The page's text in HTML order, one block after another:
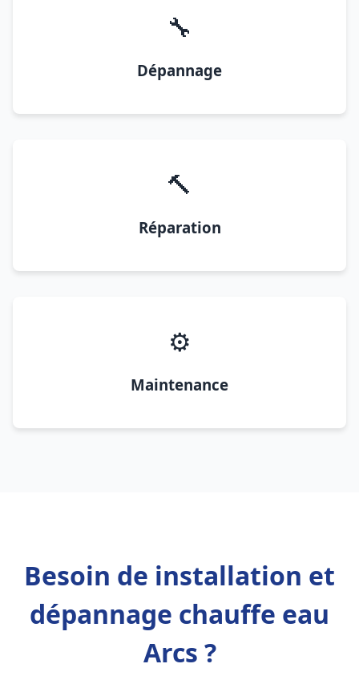
🔧
Dépannage
🔨
Réparation
⚙️
Maintenance
Besoin de installation et
dépannage chauffe eau
Arcs ?